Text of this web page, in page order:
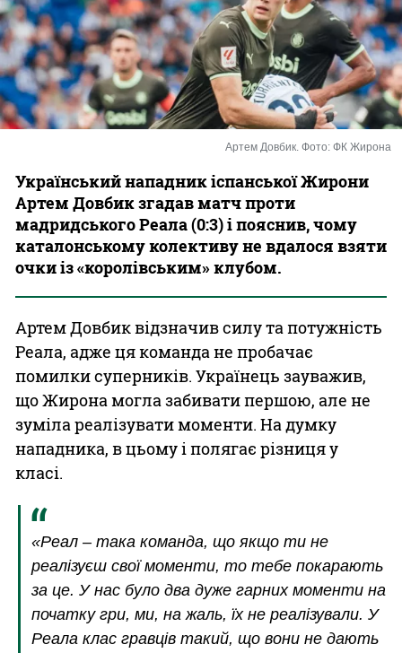
Букмекери
Казино
Артем Довбик. Фото: ФК Жирона
Український нападник іспанської Жирони
Артем Довбик згадав матч проти
мадридського Реала (0:3) і пояснив, чому
каталонському колективу не вдалося взяти
очки із «королівським» клубом.
Артем Довбик відзначив силу та потужність
Реала, адже ця команда не пробачає
помилки суперників. Українець зауважив,
що Жирона могла забивати першою, але не
зуміла реалізувати моменти. На думку
нападника, в цьому і полягає різниця у
класі.
«Реал – така команда, що якщо ти не
реалізуєш свої моменти, то тебе покарають
за це. У нас було два дуже гарних моменти на
початку гри, ми, на жаль, їх не реалізували. У
Реала клас гравців такий, що вони не дають